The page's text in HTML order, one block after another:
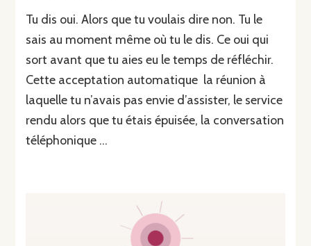
Tu dis oui. Alors que tu voulais dire non. Tu le
sais au moment même où tu le dis. Ce oui qui
sort avant que tu aies eu le temps de réfléchir.
Cette acceptation automatique la réunion à
laquelle tu n’avais pas envie d’assister, le service
rendu alors que tu étais épuisée, la conversation
téléphonique …